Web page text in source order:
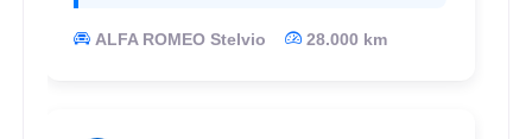
ALFA ROMEO Stelvio 28.000 km